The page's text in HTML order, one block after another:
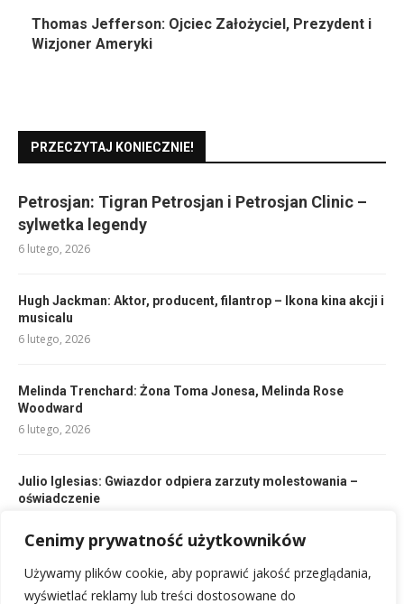
Cenimy prywatność użytkowników
Używamy plików cookie, aby poprawić jakość przeglądania,
wyświetlać reklamy lub treści dostosowane do
Thomas Jefferson: Ojciec Założyciel, Prezydent i
Wizjoner Ameryki
PRZECZYTAJ KONIECZNIE!
Petrosjan: Tigran Petrosjan i Petrosjan Clinic –
sylwetka legendy
6 lutego, 2026
Hugh Jackman: Aktor, producent, filantrop – Ikona kina akcji i
musicalu
6 lutego, 2026
Melinda Trenchard: Żona Toma Jonesa, Melinda Rose
Woodward
6 lutego, 2026
Julio Iglesias: Gwiazdor odpiera zarzuty molestowania –
oświadczenie
Mae Capone: Żona Ala Capone – Historia Mary Josephine
Coughlin